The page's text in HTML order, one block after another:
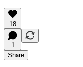
18
1
Share